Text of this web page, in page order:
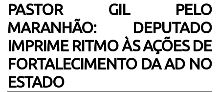
PASTOR GIL PELO
MARANHÃO: DEPUTADO
IMPRIME RITMO ÀS AÇÕES DE
FORTALECIMENTO DA AD NO
ESTADO